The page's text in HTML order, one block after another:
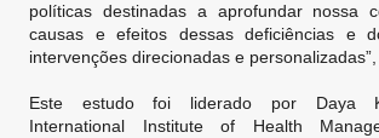
políticas destinadas a aprofundar nossa
causas e efeitos dessas deficiências e
intervenções direcionadas e personalizadas”,
Este estudo foi liderado por Daya
International Institute of Health